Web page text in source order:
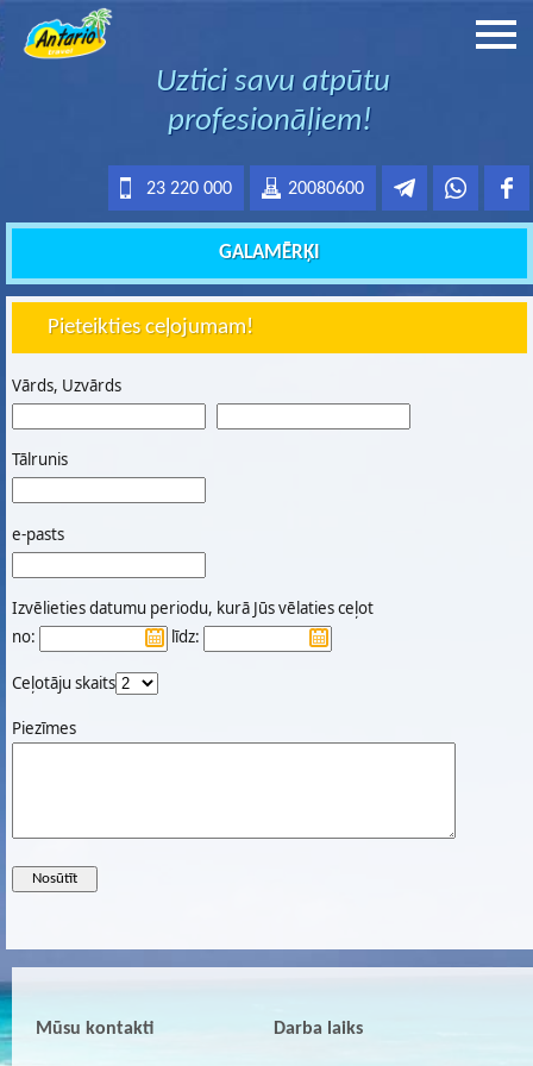
Uztici savu atpūtu
profesionāļiem!
20080600
23 220 000
GALAMĒRĶI
Pieteikties ceļojumam!
Vārds, Uzvārds
Tālrunis
e-pasts
Izvēlieties datumu periodu, kurā Jūs vēlaties ceļot
no:
līdz:
Ceļotāju skaits
Piezīmes
Mūsu kontakti Darba laiks